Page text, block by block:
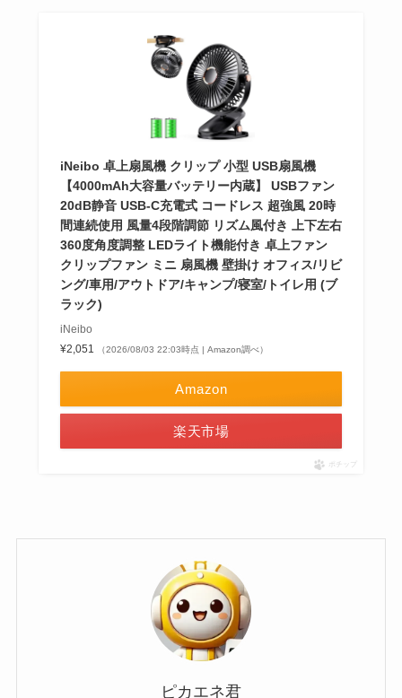
iNeibo 卓上扇風機 クリップ 小型 USB扇風機
【4000mAh大容量バッテリー内蔵】 USBファン
20dB静音 USB-C充電式 コードレス 超強風 20時
間連続使用 風量4段階調節 リズム風付き 上下左右
360度角度調整 LEDライト機能付き 卓上ファン
クリップファン ミニ 扇風機 壁掛け オフィス/リビ
ング/車用/アウトドア/キャンプ/寝室/トイレ用 (ブ
ラック)
iNeibo
¥2,051
（2026/08/03 22:03時点 | Amazon調べ）
Amazon
楽天市場
ポチップ
ピカエネ君